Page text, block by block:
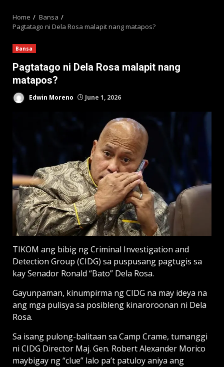
Home
Bansa
Pagtatago ni Dela Rosa malapit nang matapos?
Bansa
Pagtatago ni Dela Rosa malapit nang
matapos?
Edwin Moreno June 1, 2026
TIKOM ang bibig ng Criminal Investigation and
Detection Group (CIDG) sa puspusang pagtugis sa
kay Senador Ronald “Bato” Dela Rosa.
Gayunpaman, kinumpirma ng CIDG na may ideya na
ang mga pulisya sa posibleng kinaroroonan ni Dela
Rosa.
Sa isang pulong-balitaan sa Camp Crame, tumanggi
ni CIDG Director Maj. Gen. Robert Alexander Morico
maybigay ng “clue” lalo pa’t patuloy aniya ang